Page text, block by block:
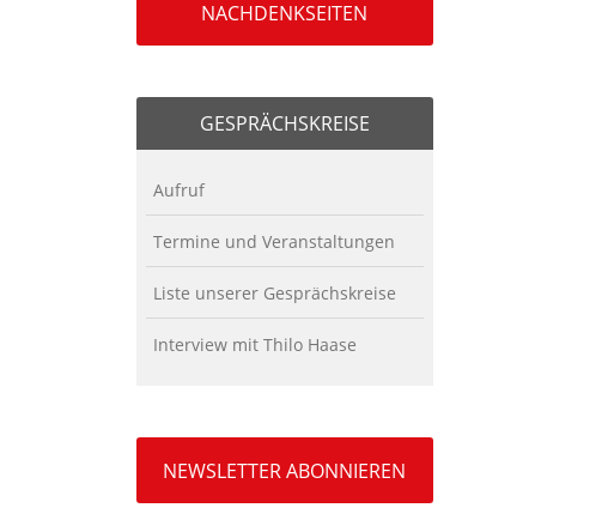
NACHDENKSEITEN
GESPRÄCHSKREISE
Aufruf
Termine und Veranstaltungen
Liste unserer Gesprächskreise
Interview mit Thilo Haase
NEWSLETTER ABONNIEREN